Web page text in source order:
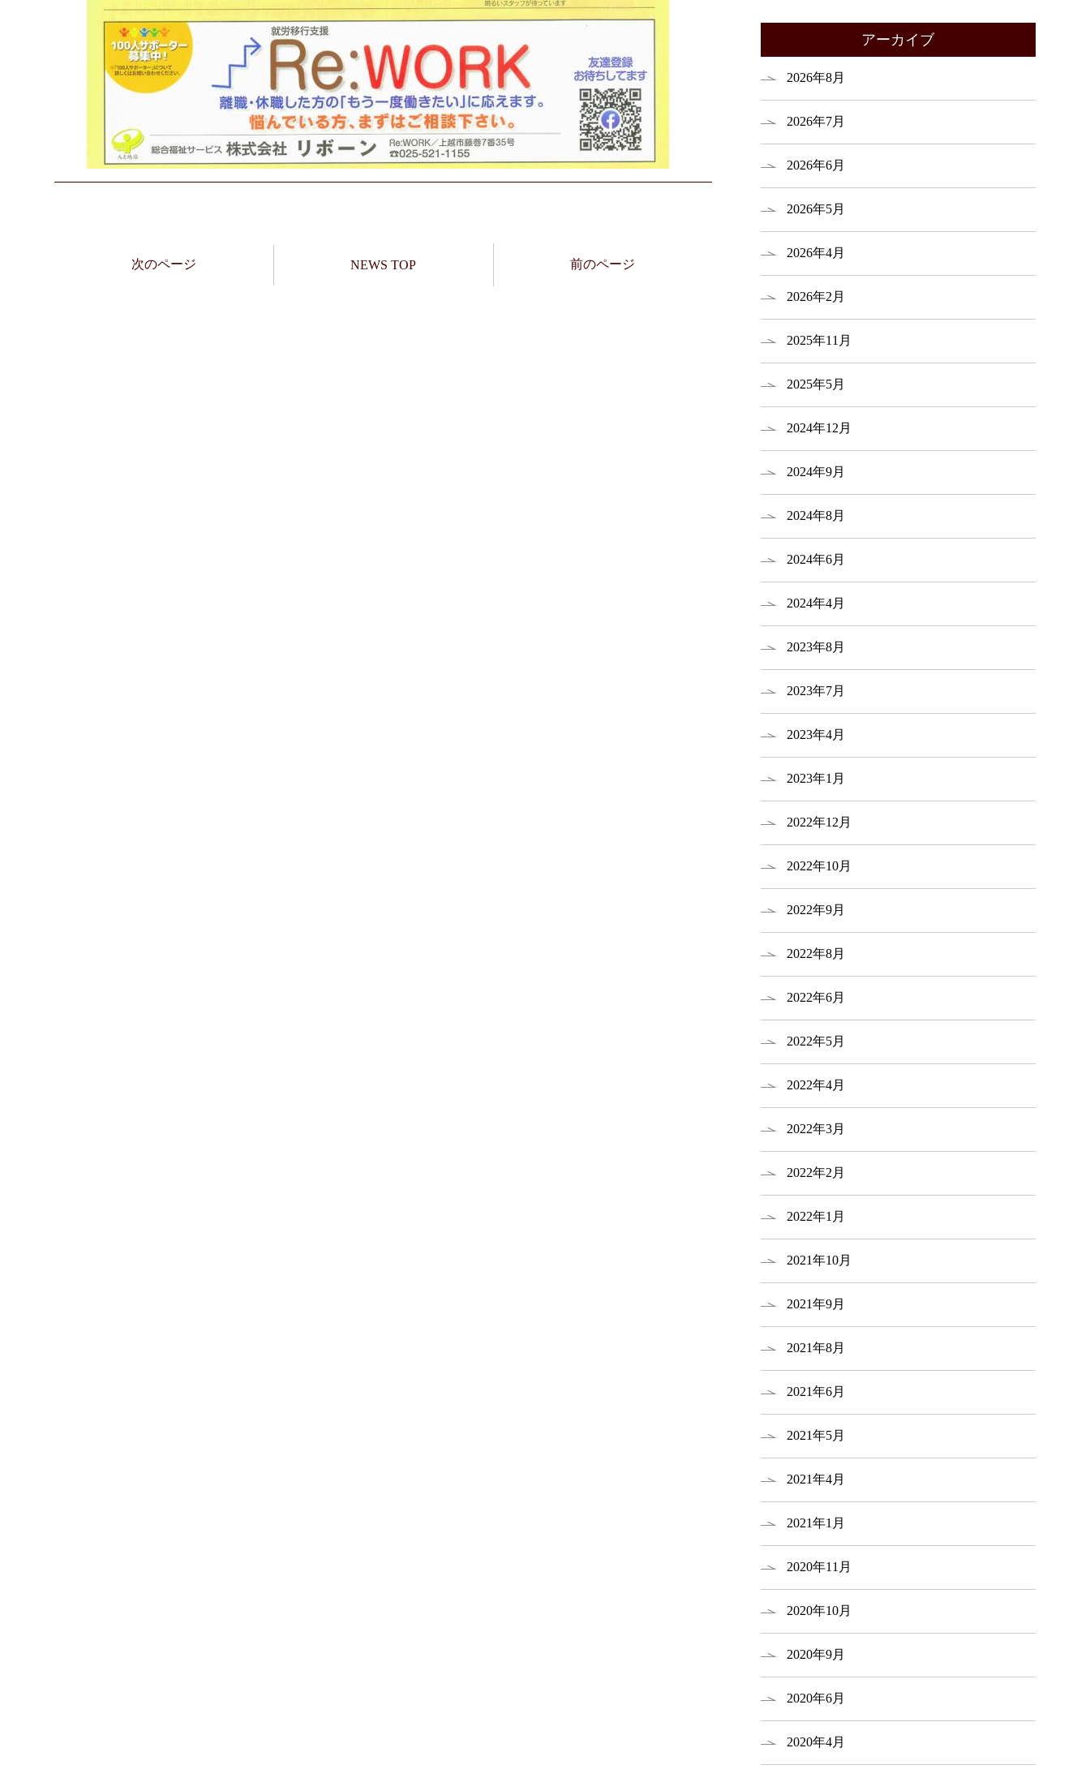
次のページ NEWS TOP 前のページ
アーカイブ
2026年8月
2026年7月
2026年6月
2026年5月
2026年4月
2026年2月
2025年11月
2025年5月
2024年12月
2024年9月
2024年8月
2024年6月
2024年4月
2023年8月
2023年7月
2023年4月
2023年1月
2022年12月
2022年10月
2022年9月
2022年8月
2022年6月
2022年5月
2022年4月
2022年3月
2022年2月
2022年1月
2021年10月
2021年9月
2021年8月
2021年6月
2021年5月
2021年4月
2021年1月
2020年11月
2020年10月
2020年9月
2020年6月
2020年4月